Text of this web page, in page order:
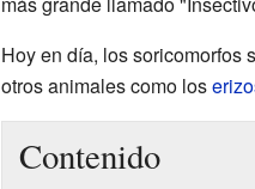
Hoy en día, los soricomorfos
otros animales como los
Contenido